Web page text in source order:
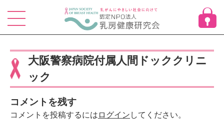
大阪警察病院付属人間ドッククリニ
ック
コメントを残す
コメントを投稿するには ログイン してください。